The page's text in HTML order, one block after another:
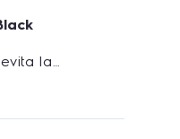
la
facilitan la